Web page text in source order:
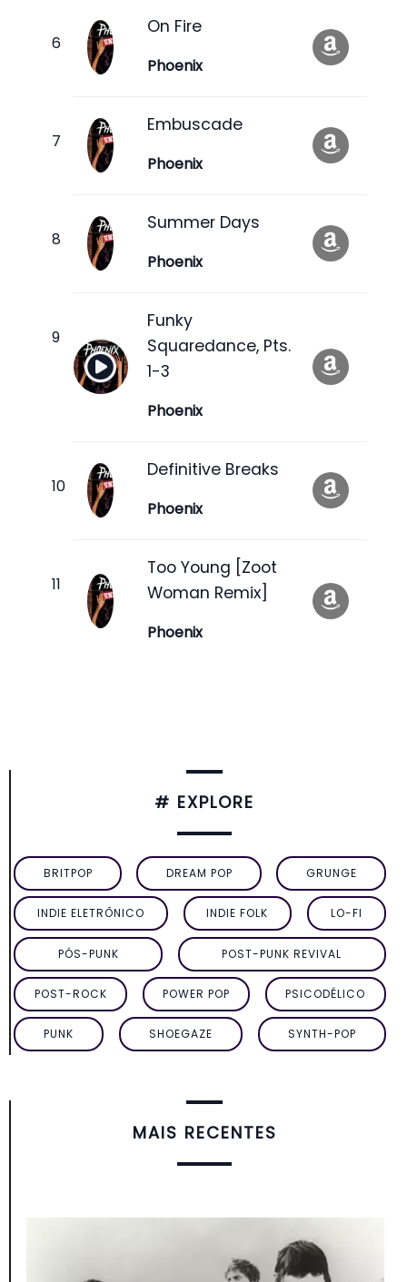
On Fire
Phoenix
Embuscade
Phoenix
Summer Days
Phoenix
Funky
Squaredance, Pts.
1-3
Phoenix
Definitive Breaks
Phoenix
Too Young [Zoot
Woman Remix]
Phoenix
# EXPLORE
BRITPOP DREAM POP GRUNGE
INDIE ELETRÔNICO INDIE FOLK LO-FI
PÓS-PUNK POST-PUNK REVIVAL
POST-ROCK POWER POP PSICODÉLICO
PUNK SHOEGAZE SYNTH-POP
MAIS RECENTES